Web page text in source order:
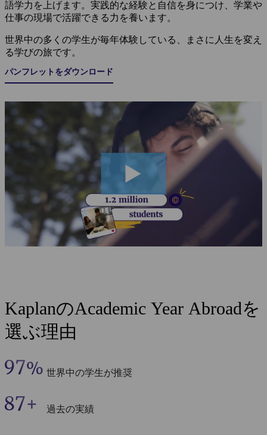
語学力を上げます。実践的な経験と自信を身につけ、学業や
仕事の現場で活躍できる力を養います。
世界中の多くの学生が毎年体験している、まさに人生を変え
る学びの旅です。
パンフレットをダウンロード
KaplanのAcademic Year Abroadを
選ぶ理由
世界中の学生が推奨
過去の実績